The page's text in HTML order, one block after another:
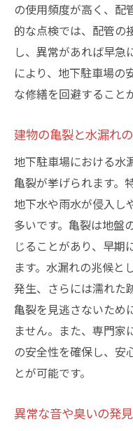
の使用頻度が高く、配
的な点検では、配管の
し、異常があれば早急
により、地下駐車場の
な修繕を回避すること
建物の亀裂と水漏れ
地下駐車場における水
亀裂が挙げられます。
地下水や雨水が侵入し
多いです。亀裂は地盤
じることがあり、早期
ます。水漏れの兆候と
発生、さらには濡れた
亀裂を見逃さないため
ません。また、専門家
の安全性を確保し、安
とが可能です。
異常な音や臭いの発